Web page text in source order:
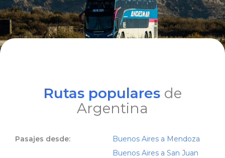
Rutas populares de
Argentina
Pasajes desde:
Buenos Aires a Mendoza
Buenos Aires a San Juan